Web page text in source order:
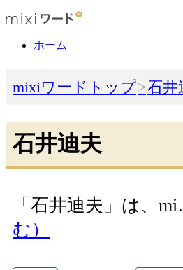
ホーム
mixiワードトップ 石井
石井迪夫
「石井迪夫」は、
む）